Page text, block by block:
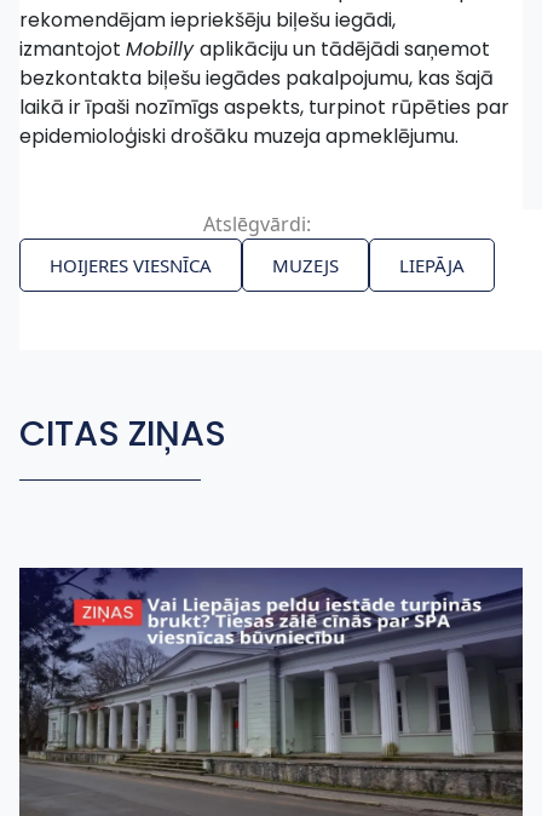
rekomendējam iepriekšēju biļešu iegādi,
izmantojot Mobillyaplikāciju un tādējādi saņemot
bezkontakta biļešu iegādes pakalpojumu, kas šajā
laikā ir īpaši nozīmīgs aspekts, turpinot rūpēties par
epidemioloģiski drošāku muzeja apmeklējumu.
Atslēgvārdi:
HOIJERES VIESNĪCA MUZEJS LIEPĀJA
CITAS ZIŅAS